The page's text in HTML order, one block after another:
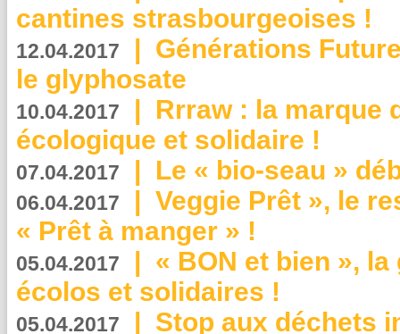
cantines strasbourgeoises !
12.04.2017 | Générations
le glyphosate
10.04.2017 | Rrraw : la marque
écologique et solidaire !
07.04.2017 | Le « bio-seau »
06.04.2017 | Veggie Prêt », le
« Prêt à manger » !
05.04.2017 | « BON et bien »,
écolos et solidaires !
05.04.2017 | Stop aux déchets